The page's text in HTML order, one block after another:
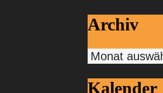
Archiv
Archiv
Kalender